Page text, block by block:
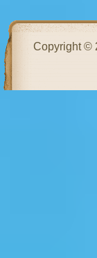
Copyright ©